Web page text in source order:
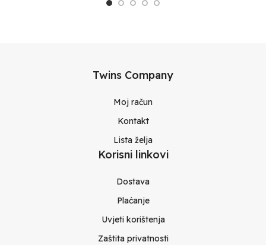
Twins Company
Moj račun
Kontakt
Lista želja
Korisni linkovi
Dostava
Plaćanje
Uvjeti korištenja
Zaštita privatnosti